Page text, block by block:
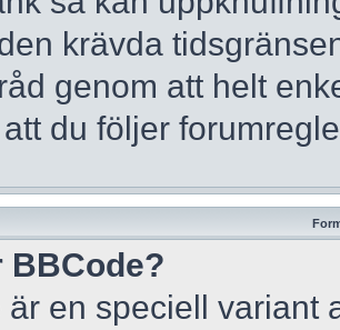
krävda
genom att helt
du följer
BBCode?
är en speciell variant